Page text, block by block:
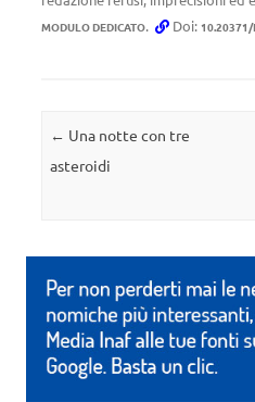
MODULO DEDICATO. Doi:
Navigazione articolo
← Una notte con tre
asteroidi